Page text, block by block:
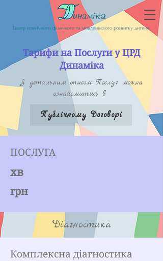
Центр психічного, фізичного та мовленнєвого розвитку дитини
Тарифи на Послуги у ЦРД
Динаміка
З детальним описом Послуг можна
ознайомитись в
Публічному Договорі
ПОСЛУГА
хв
грн
Діагностика
Комплексна діагностика